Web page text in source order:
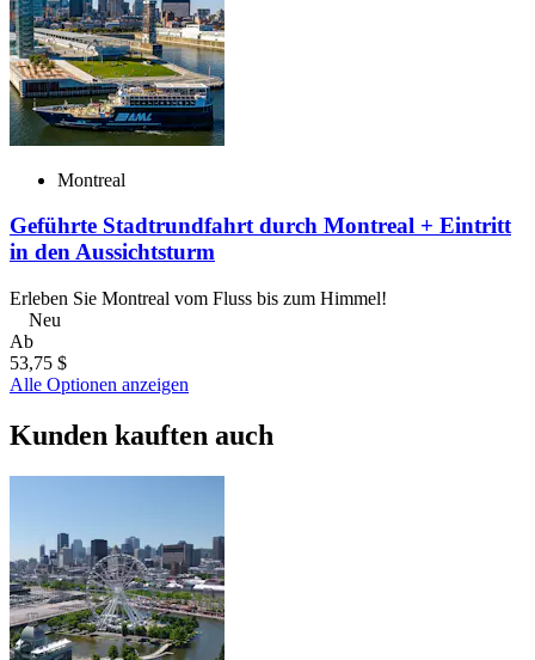
Montreal
Geführte Stadtrundfahrt durch Montreal + Eintritt
in den Aussichtsturm
Erleben Sie Montreal vom Fluss bis zum Himmel!
Neu
Ab
53,75 $
Alle Optionen anzeigen
Kunden kauften auch